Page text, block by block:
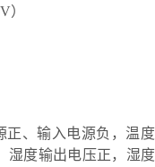
）
正、输入电源负，温度
湿度输出电压正，湿度